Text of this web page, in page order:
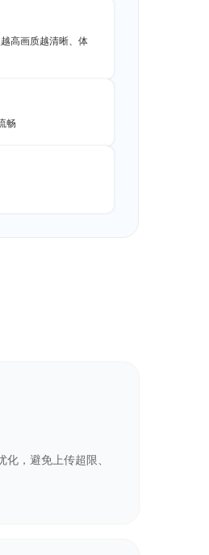
高画质越清晰、体
畅
，避免上传超限、